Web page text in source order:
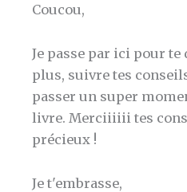
Coucou,
Je passe par ici pour
plus, suivre tes
passer un super
livre. Merciiiiii tes
précieux !
Je t'embrasse,